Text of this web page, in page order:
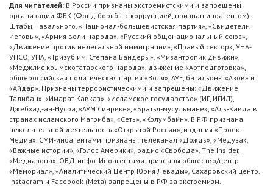
Для читателей: В России признаны экстремистскими и запрещены
организации ФБК (Фонд борьбы с коррупцией, признан иноагентом),
Штабы Навального, «Национал-большевистская партия», «Свидетели
Иеговы», «Армия воли народа», «Русский общенациональный союз»,
«Движение против нелегальной иммиграции», «Правый сектор», УНА-
УНСО, УПА, «Тризуб им. Степана Бандеры», «Мизантропик дивижн»,
«Меджлис крымскотатарского народа», движение «Артподготовка»,
общероссийская политическая партия «Воля», АУЕ, батальоны «Азов» и
«Айдар». Признаны террористическими и запрещены: «Движение
Талибан», «Имарат Кавказ», «Исламское государство» (ИГ, ИГИЛ),
Джебхад-ан-Нусра, «АУМ Синрике», «Братья-мусульмане», «Аль-Каида в
странах исламского Магриба», «Сеть», «Колумбайн». В РФ признана
нежелательной деятельность «Открытой России», издания «Проект
Медиа». СМИ-иноагентами признаны: телеканал «Дождь», «Медуза»,
«Важные истории», «Голос Америки», радио «Свобода», The Insider,
«Медиазона», ОВД-инфо. Иноагентами признаны общество/центр
«Мемориал», «Аналитический Центр Юрия Левады», Сахаровский центр.
Instagram и Facebook (Metа) запрещены в РФ за экстремизм.